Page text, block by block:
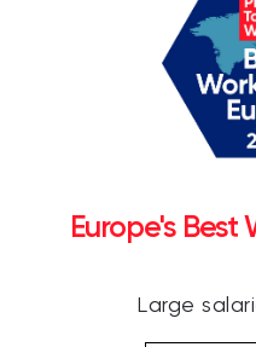
Europe's
Large